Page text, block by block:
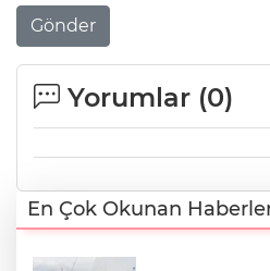
Gönder
Yorumlar (0)
En Çok Okunan